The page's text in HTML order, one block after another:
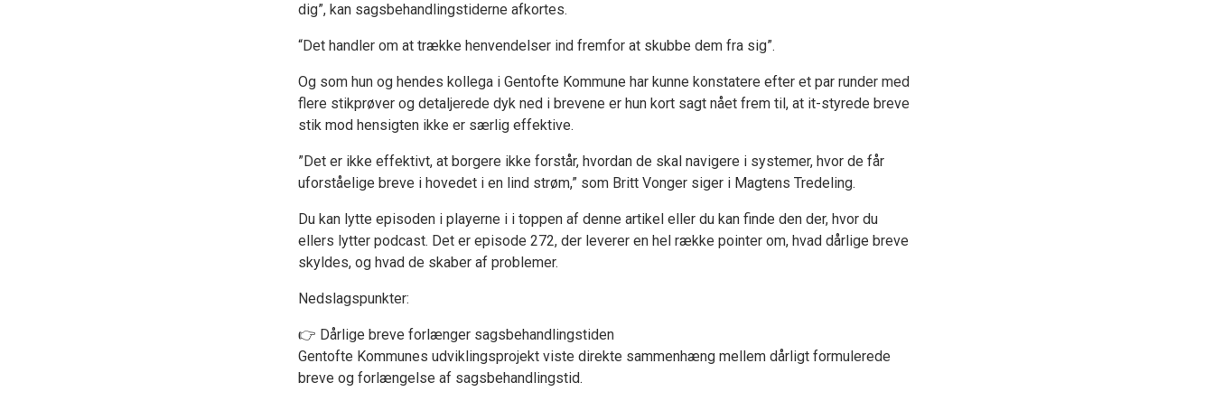
dig”, kan sagsbehandlingstiderne afkortes.
“Det handler om at trække henvendelser ind fremfor at skubbe dem fra sig”.
Og som hun og hendes kollega i Gentofte Kommune har kunne konstatere efter et par runder med
flere stikprøver og detaljerede dyk ned i brevene er hun kort sagt nået frem til, at it-styrede breve
stik mod hensigten ikke er særlig effektive.
”Det er ikke effektivt, at borgere ikke forstår, hvordan de skal navigere i systemer, hvor de får
uforståelige breve i hovedet i en lind strøm,” som Britt Vonger siger i Magtens Tredeling.
Du kan lytte episoden i playerne i i toppen af denne artikel eller du kan finde den der, hvor du
ellers lytter podcast. Det er episode 272, der leverer en hel række pointer om, hvad dårlige breve
skyldes, og hvad de skaber af problemer.
Nedslagspunkter:
👉 Dårlige breve forlænger sagsbehandlingstiden
Gentofte Kommunes udviklingsprojekt viste direkte sammenhæng mellem dårligt formulerede
breve og forlængelse af sagsbehandlingstid.